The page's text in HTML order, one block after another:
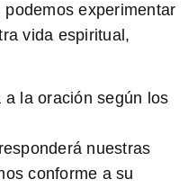
experimentar
vida espiritual,
la oración según los
nuestras
conforme a su